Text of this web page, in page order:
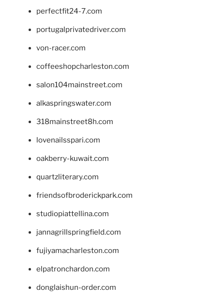
perfectfit24-7.com
portugalprivatedriver.com
von-racer.com
coffeeshopcharleston.com
salon104mainstreet.com
alkaspringswater.com
318mainstreet8h.com
lovenailsspari.com
oakberry-kuwait.com
quartzliterary.com
friendsofbroderickpark.com
studiopiattellina.com
jannagrillspringfield.com
fujiyamacharleston.com
elpatronchardon.com
donglaishun-order.com